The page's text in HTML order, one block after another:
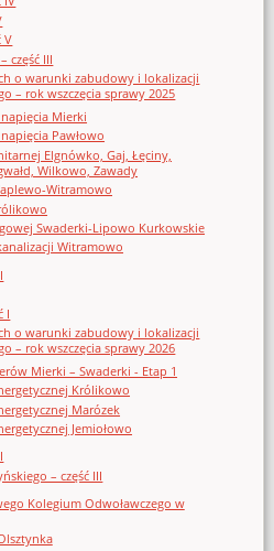
V
część III
o warunki zabudowy i lokalizacji
– rok wszczęcia sprawy 2025
Mierki
Pawłowo
Elgnówko, Gaj, Łęciny,
Wilkowo, Zawady
Witramowo
Swaderki-Lipowo Kurkowskie
Witramowo
I
o warunki zabudowy i lokalizacji
– rok wszczęcia sprawy 2026
Mierki – Swaderki - Etap 1
Królikowo
Marózek
Jemiołowo
– część III
Kolegium Odwoławczego w